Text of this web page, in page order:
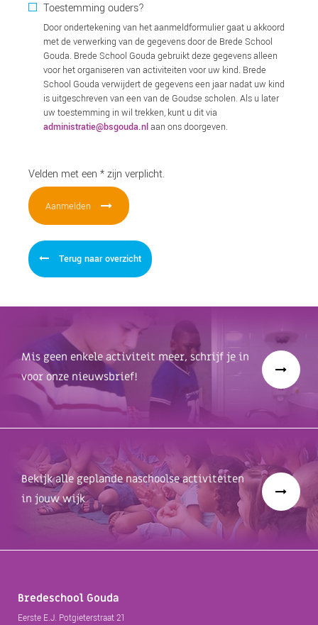
Toestemming ouders?
Door ondertekening van het aanmeldformulier gaat u akkoord
met de verwerking van de gegevens door de Brede School
Gouda. Brede School Gouda gebruikt deze gegevens alleen
voor het organiseren van activiteiten voor uw kind. Brede
School Gouda verwijdert de gegevens een jaar nadat uw kind
is uitgeschreven van een van de Goudse scholen. Als u later
uw toestemming in wil trekken, kunt u dit via
administratie@bsgouda.nlaan ons doorgeven.
Velden met een * zijn verplicht.
Terug naar overzicht
Mis geen enkele activiteit meer, schrijf je in
voor onze nieuwsbrief!
Bekijk alle geplande naschoolse activiteiten
in jouw wijk
Bredeschool Gouda
Eerste E.J. Potgieterstraat 21